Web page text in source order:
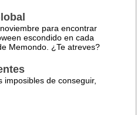
para encontrar
escondido en cada
Memondo. ¿Te atreves?
imposibles de conseguir,